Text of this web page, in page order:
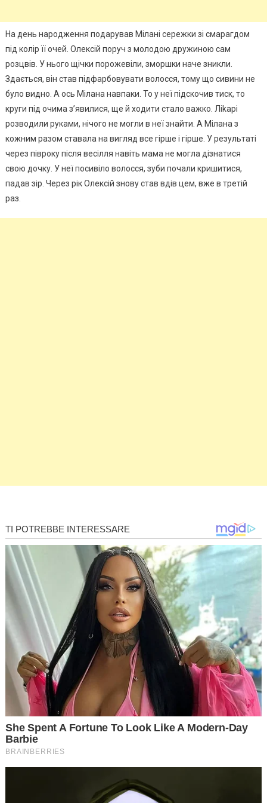
На день народження подарував Мілані сережки зі смарагдом
під колір її очей. Олексій поруч з молодою дружиною сам
розцвів. У нього щічки порожевіли, зморшки наче зникли.
Здається, він став підфарбовувати волосся, тому що сивини не
було видно. А ось Мілана навпаки. То у неї підскочив тиск, то
круги під очима з’явилися, ще й ходити стало важко. Ліkарі
розводили руками, нічого не могли в неї знайти. А Мілана з
кожним разом ставала на вигляд все гірше і гірше. У результаті
через півроку після весілля навіть мама не могла дізнатися
свою дочку. У неї посивіло волосся, зуби почали кришитися,
падав зір. Через рік Олексій знову став вдів цем, вже в третій
раз.